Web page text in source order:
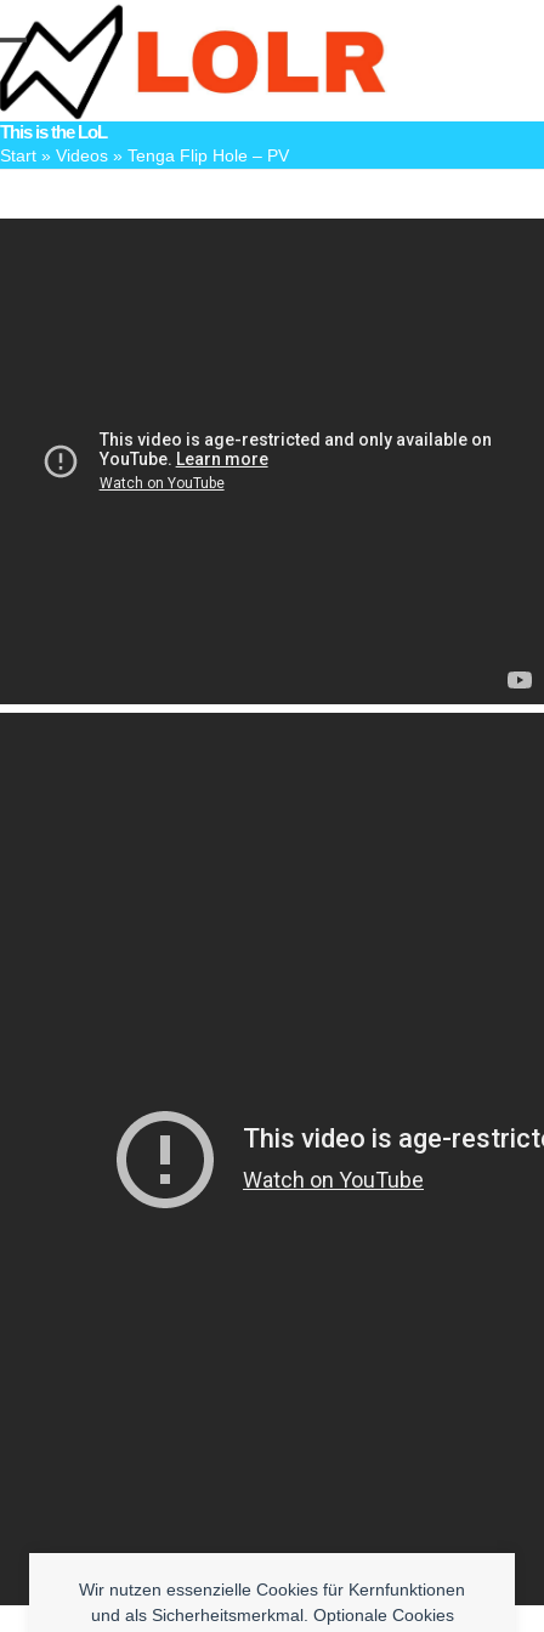
to
content
Wir nutzen essenzielle Cookies für Kernfunktionen
und als Sicherheitsmerkmal. Optionale Cookies
Open
mobile
menu
Close
mobile
menu
This is the LoL
Start » Videos » Tenga Flip Hole – PV